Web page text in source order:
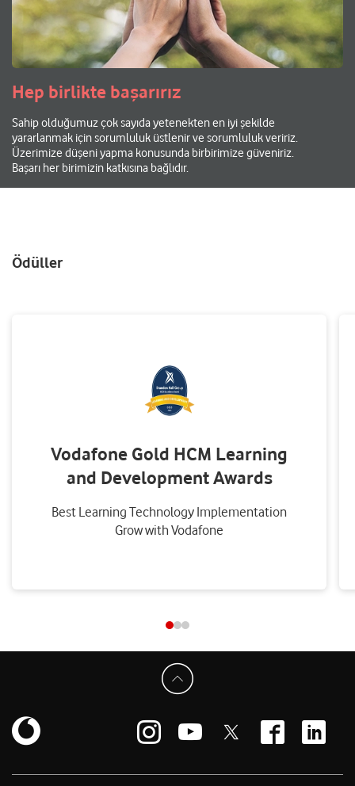
Hep birlikte başarırız
Sahip olduğumuz çok sayıda yetenekten en iyi şekilde
yararlanmak için sorumluluk üstlenir ve sorumluluk veririz.
Üzerimize düşeni yapma konusunda birbirimize güveniriz.
Başarı her birimizin katkısına bağlıdır.
Ödüller
Vodafone Gold HCM Learning
and Development Awards
Best Learning Technology Implementation
Grow with Vodafone